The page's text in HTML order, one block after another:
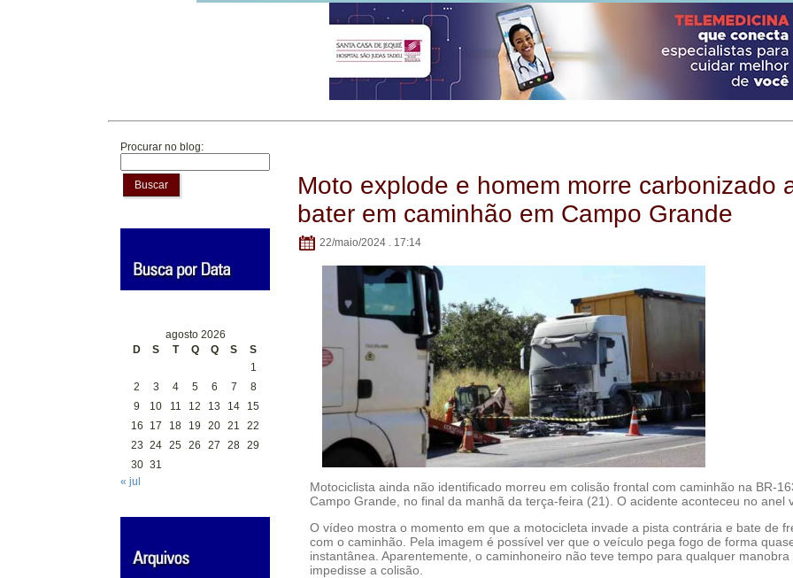
Procurar no blog:
Buscar
agosto 2026
D
S T Q Q S
S
1
2
3 4 5 6 7
8
9
10 11 12 13 14
15
16
17 18 19 20 21
22
23 24 25 26 27 28 29
30 31
« jul
Moto explode e homem morre carbonizado
bater em caminhão em Campo Grande
22/maio/2024 . 17:14
Motociclista ainda não identificado morreu em colisão frontal com caminhão na BR-
Campo Grande, no final da manhã da terça-feira (21). O acidente aconteceu no anel
O vídeo mostra o momento em que a motocicleta invade a pista contrária e bate de
com o caminhão. Pela imagem é possível ver que o veículo pega fogo de forma
instantânea. Aparentemente, o caminhoneiro não teve tempo para qualquer manobra
impedisse a colisão.